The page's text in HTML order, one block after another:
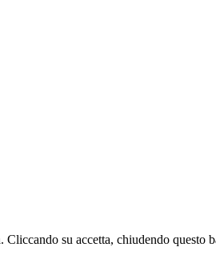
su accetta, chiudendo questo